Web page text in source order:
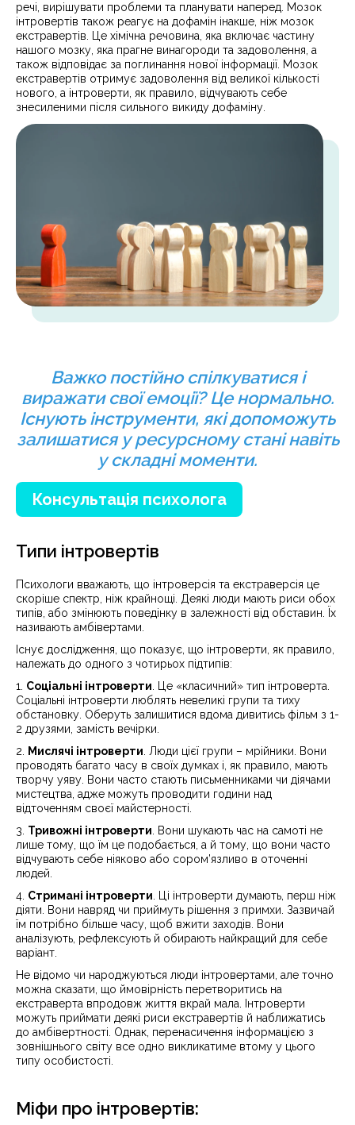
речі, вирішувати проблеми та планувати наперед. Мозок
інтровертів також реагує на дофамін інакше, ніж мозок
екстравертів. Це хімічна речовина, яка включає частину
нашого мозку, яка прагне винагороди та задоволення, а
також відповідає за поглинання нової інформації. Мозок
екстравертів отримує задоволення від великої кількості
нового, а інтроверти, як правило, відчувають себе
знесиленими після сильного викиду дофаміну.
Важко постійно спілкуватися і
виражати свої емоції? Це нормально.
Існують інструменти, які допоможуть
залишатися у ресурсному стані навіть
у складні моменти.
Консультація психолога
Типи інтровертів
Психологи вважають, що інтроверсія та екстраверсія це
скоріше спектр, ніж крайнощі. Деякі люди мають риси обох
типів, або змінюють поведінку в залежності від обставин. Їх
називають амбівертами.
Існує дослідження, що показує, що інтроверти, як правило,
належать до одного з чотирьох підтипів:
1. Соціальні інтроверти . Це «класичний» тип інтроверта.
Соціальні інтроверти люблять невеликі групи та тиху
обстановку. Оберуть залишитися вдома дивитись фільм з 1-
2 друзями, замість вечірки.
2.
Мислячі інтроверти . Люди цієї групи – мрійники. Вони
проводять багато часу в своїх думках і, як правило, мають
творчу уяву. Вони часто стають письменниками чи діячами
мистецтва, адже можуть проводити години над
відточенням своєї майстерності.
3. Тривожні інтроверти . Вони шукають час на самоті не
лише тому, що їм це подобається, а й тому, що вони часто
відчувають себе ніяково або сором’язливо в оточенні
людей.
4. Стримані інтроверти . Ці інтроверти думають, перш ніж
діяти. Вони навряд чи приймуть рішення з примхи. Зазвичай
їм потрібно більше часу, щоб вжити заходів. Вони
аналізують, рефлексують й обирають найкращий для себе
варіант.
Не відомо чи народжуються люди інтровертами, але точно
можна сказати, що ймовірність перетворитись на
екстраверта впродовж життя вкрай мала. Інтроверти
можуть приймати деякі риси екстравертів й наближатись
до амбівертності. Однак, перенасичення інформацією з
зовнішнього світу все одно викликатиме втому у цього
типу особистості.
Міфи про інтровертів: